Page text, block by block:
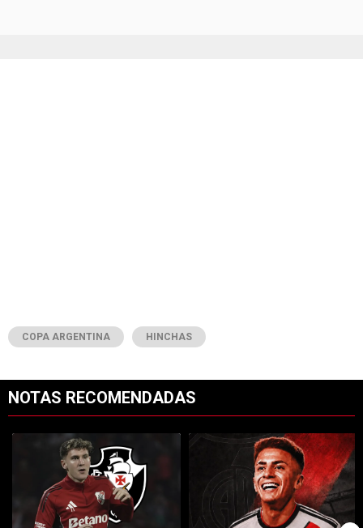
COPA ARGENTINA HINCHAS
NOTAS RECOMENDADAS
Un artículo de tendencia con el título "River y Vasco da Gama
Un artículo de tendencia con el